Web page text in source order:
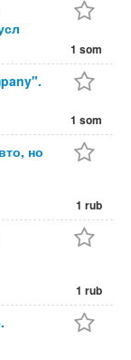
1 som
1 som
но
1 rub
1 rub